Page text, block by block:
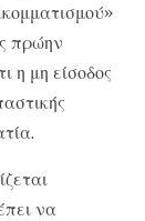
πρώην
η μη είσοδος
να